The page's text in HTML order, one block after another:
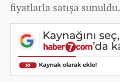
fiyatlarla satışa sunuldu.